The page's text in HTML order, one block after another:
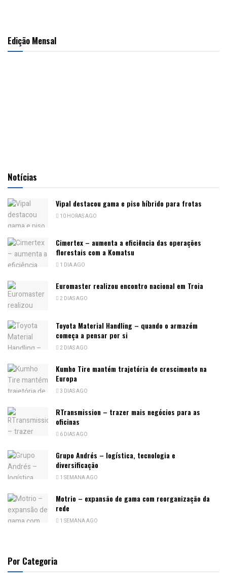
Edição Mensal
Notícias
Vipal destacou gama e piso híbrido para frotas
10 HORAS AGO
Cimertex – aumenta a eficiência das operações
florestais com a Komatsu
1 DIA AGO
Euromaster realizou encontro nacional em Troia
2 DIAS AGO
Toyota Material Handling – quando o armazém
começa a pensar por si
2 DIAS AGO
Kumho Tire mantém trajetória de crescimento na
Europa
3 DIAS AGO
RTransmission – trazer mais negócios para as
oficinas
6 DIAS AGO
Grupo Andrés – logística, tecnologia e
diversificação
1 SEMANA AGO
Motrio – expansão de gama com reorganização da
rede
1 SEMANA AGO
Por Categoria